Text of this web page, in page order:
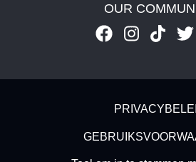
OUR
Footer - Subfooter